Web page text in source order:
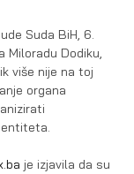
Suda BiH, 6.
Miloradu Dodiku,
više nije na toj
organa
entiteta.
je izjavila da su